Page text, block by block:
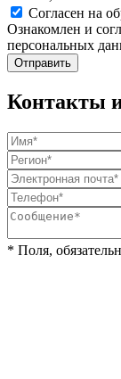
Cогласен на
Ознакомлен и
персональных
Отправить
Контакты
* Поля,